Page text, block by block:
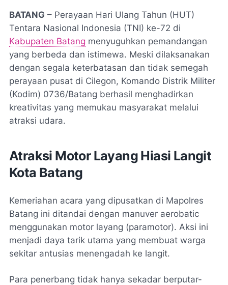
BATANG – Perayaan Hari Ulang Tahun (HUT)
Tentara Nasional Indonesia (TNI) ke-72 di
Kabupaten Batang menyuguhkan pemandangan
yang berbeda dan istimewa. Meski dilaksanakan
dengan segala keterbatasan dan tidak semegah
perayaan pusat di Cilegon, Komando Distrik Militer
(Kodim) 0736/Batang berhasil menghadirkan
kreativitas yang memukau masyarakat melalui
atraksi udara.
Atraksi Motor Layang Hiasi Langit
Kota Batang
Kemeriahan acara yang dipusatkan di Mapolres
Batang ini ditandai dengan manuver aerobatic
menggunakan motor layang (paramotor). Aksi ini
menjadi daya tarik utama yang membuat warga
sekitar antusias menengadah ke langit.
Para penerbang tidak hanya sekadar berputar-